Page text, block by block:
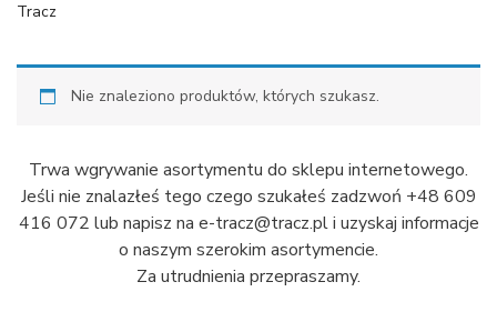
Tracz
Nie znaleziono produktów, których szukasz.
Trwa wgrywanie asortymentu do sklepu internetowego.
Jeśli nie znalazłeś tego czego szukałeś zadzwoń +48 609
416 072 lub napisz na e-tracz@tracz.pl i uzyskaj informacje
o naszym szerokim asortymencie.
Za utrudnienia przepraszamy.